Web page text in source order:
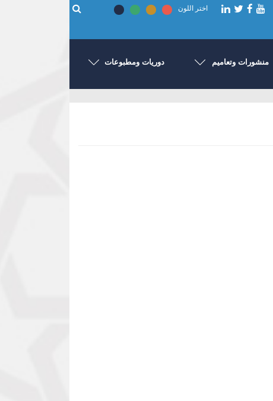
اختر اللون
منشورات وتعاميم دوريات ومطبوعات